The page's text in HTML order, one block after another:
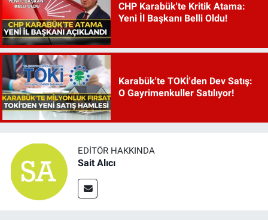
CHP Karabük'te Kritik Atama:
Yeni İl Başkanı Belli Oldu!
Karabük'te TOKİ'den Dev Satış:
O Gayrimenkuller Satılıyor!
EDITÖR HAKKINDA
Sait Alıcı